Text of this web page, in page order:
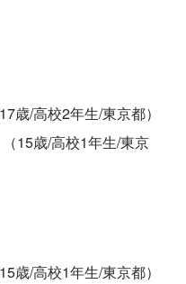
歳/高校2年生/東京都）
15歳/高校1年生/東京
歳/高校1年生/東京都）